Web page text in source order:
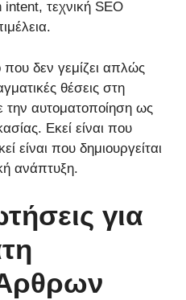
τεχνική SEO
δεν γεμίζει απλώς
θέσεις στη
την αυτοματοποίηση ως
Εκεί είναι που
είναι που δημιουργείται
ανάπτυξη.
για